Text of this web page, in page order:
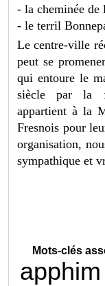
- la cheminée de
- le terril
Le centre-ville
peut se
qui entoure le
siècle par la
appartient à la
Fresnois pour
organisation,
sympathique et
Mots-clés
apphim